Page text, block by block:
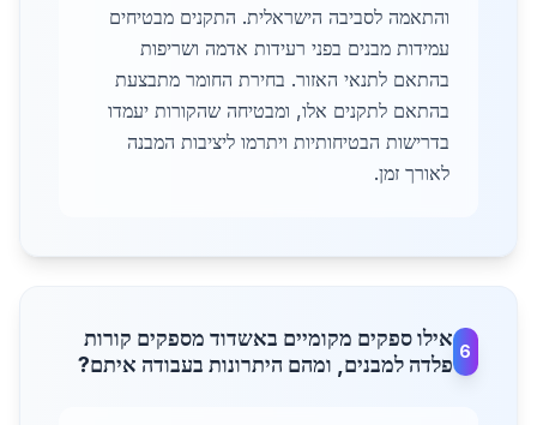
והתאמה לסביבה הישראלית. התקנים מבטיחים
עמידות מבנים בפני רעידות אדמה ושריפות
בהתאם לתנאי האזור. בחירת החומר מתבצעת
בהתאם לתקנים אלו, ומבטיחה שהקורות יעמדו
בדרישות הבטיחותיות ויתרמו ליציבות המבנה
לאורך זמן.
6
אילו ספקים מקומיים באשדוד מספקים קורות
פלדה למבנים, ומהם היתרונות בעבודה איתם?